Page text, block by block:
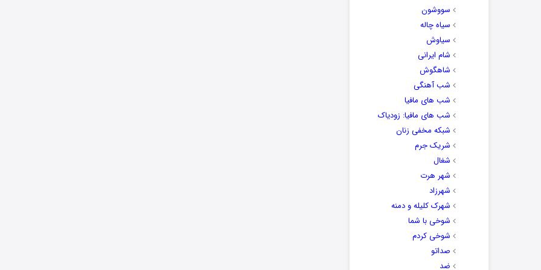
سووشون
سیاه چاله
سیاوش
شام ایرانی
شاهگوش
شب آهنگی
شب های مافیا
شب های مافیا: زودیاک
شبکه مخفی زنان
شریک جرم
شغال
شهر هرت
شهرزاد
شهرک کلیله و دمنه
شوخی با شما
شوخی کردم
صداتو
ضد